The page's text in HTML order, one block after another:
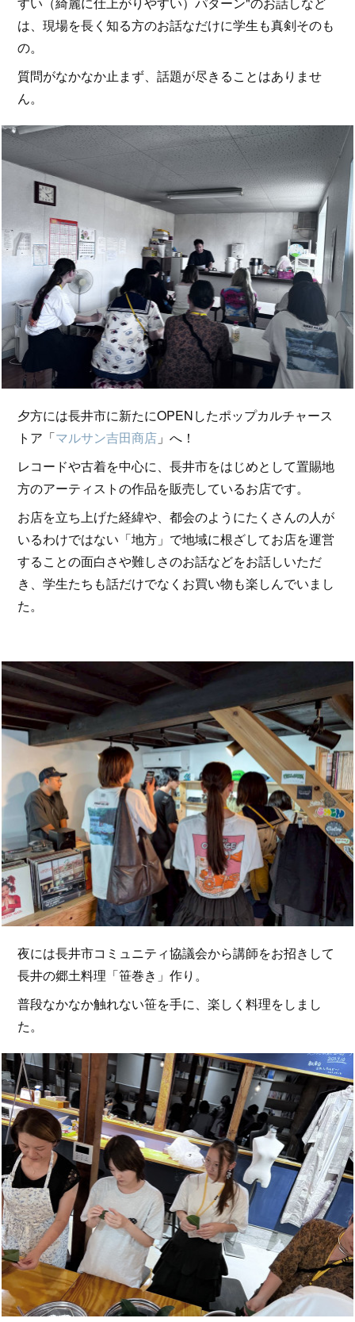
は、現場を長く知る方のお話なだけに学生も真剣そのも
の。
質問がなかなか止まず、話題が尽きることはありませ
ん。
夕方には長井市に新たにOPENしたポップカルチャース
トア「マルサン吉田商店 」へ！
レコードや古着を中心に、長井市をはじめとして置賜地
方のアーティストの作品を販売しているお店です。
お店を立ち上げた経緯や、都会のようにたくさんの人が
いるわけではない「地方」で地域に根ざしてお店を運営
することの面白さや難しさのお話などをお話しいただ
き、学生たちも話だけでなくお買い物も楽しんでいまし
た。
夜には長井市コミュニティ協議会から講師をお招きして
長井の郷土料理「笹巻き」作り。
普段なかなか触れない笹を手に、楽しく料理をしまし
た。